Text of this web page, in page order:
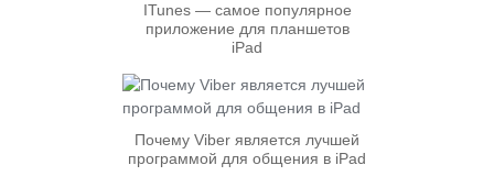
ITunes — cамое популярное
приложение для планшетов
iPad
Почему Viber является лучшей
программой для общения в iPad